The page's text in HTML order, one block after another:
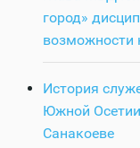
город»
возможности
История
Южной
Санакоеве